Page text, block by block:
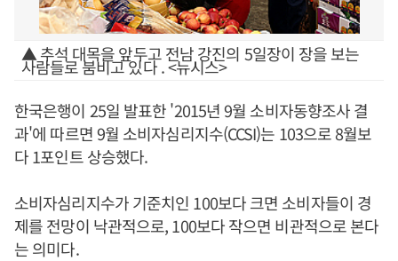
▲ 추석 대목을 앞두고 전남 강진의 5일장이 장을 보는
사람들로 붐비고 있다 . <뉴시스>
한국은행이 25일 발표한 '2015년 9월 소비자동향조사 결
과'에 따르면 9월 소비자심리지수(CCSI)는 103으로 8월보
다 1포인트 상승했다.
소비자심리지수가 기준치인 100보다 크면 소비자들이 경
제를 전망이 낙관적으로, 100보다 작으면 비관적으로 본다
는 의미다.